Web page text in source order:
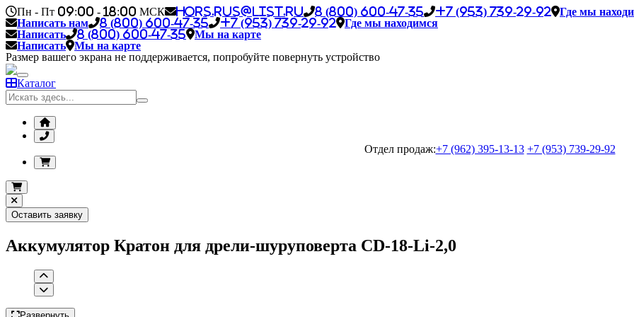
Пн - Пт 09:00 - 18:00 МСК hors.rus@list.ru 8 (800) 600-47-35 +7 (953) 739-29-92
Где мы
Написать нам
8 (800) 600-47-35 +7 (953) 739-29-92
Где мы находимся
Написать
8 (800) 600-47-35
Мы на карте
Написать
Мы на карте
Размер вашего экрана не поддерживается, попробуйте повернуть устройство
Каталог
Отдел продаж:+7 (962) 395-13-13 +7 (953) 739-29-92
Оставить заявку
Аккумулятор Кратон для дрели-шуруповерта CD-18-Li-2,0